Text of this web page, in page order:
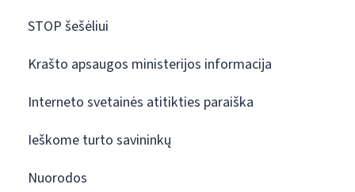
STOP šešėliui
Krašto apsaugos ministerijos informacija
Interneto svetainės atitikties paraiška
Ieškome turto savininkų
Nuorodos